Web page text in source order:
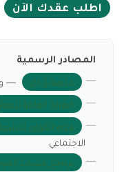
اطلب عقدك الآن
المصادر الرسمية
منصة إيجار
—
الهيئة العامة للعقار
وزارة الموارد
الاجتماعي
برنامج حساب